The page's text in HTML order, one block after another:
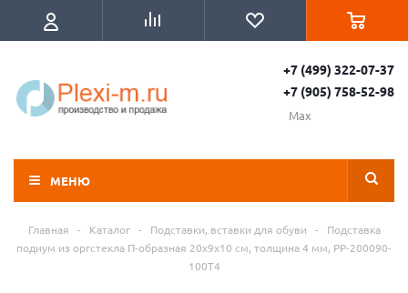
+7 (499) 322-07-37
+7 (905) 758-52-98
Max
МЕНЮ
Главная - Каталог - Подставки, вставки для обуви -
Подставка
подиум из оргстекла П-образная 20х9х10 см, толщина 4 мм, PP-200090-
100T4